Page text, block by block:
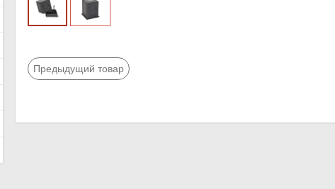
Предыдущий товар